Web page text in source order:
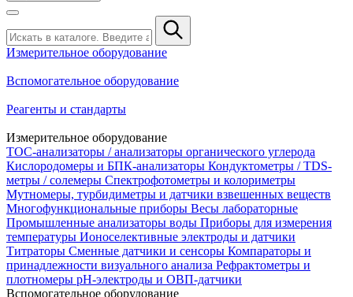
Измерительное оборудование
Вспомогательное оборудование
Реагенты и стандарты
Измерительное оборудование
TOC-анализаторы / анализаторы органического углерода
Кислородомеры и БПК-анализаторы Кондуктометры / TDS-
метры / солемеры Спектрофотометры и колориметры
Мутномеры, турбидиметры и датчики взвешенных веществ
Многофункциональные приборы Весы лабораторные
Промышленные анализаторы воды Приборы для измерения
температуры Ионоселективные электроды и датчики
Титраторы Сменные датчики и сенсоры Компараторы и
принадлежности визуального анализа Рефрактометры и
плотномеры pH-электроды и ОВП-датчики
Вспомогательное оборудование